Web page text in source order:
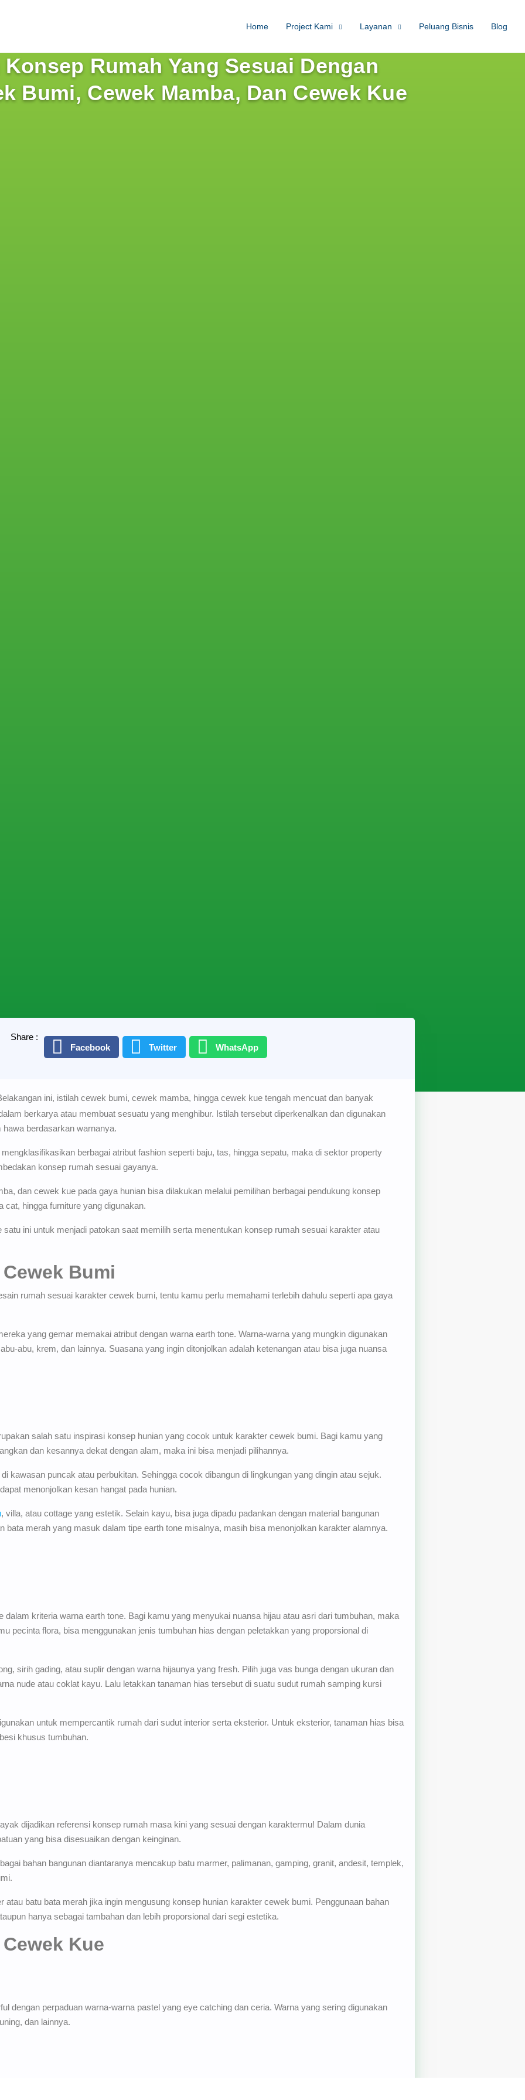
Home Project Kami Layanan Peluang Bisnis Blog
Rumah Yang Sesuai Dengan
Bumi, Cewek Mamba, Dan Cewek Kue
Share :
Facebook
Twitter WhatsApp
ini, istilah cewek bumi, cewek mamba, hingga cewek kue tengah mencuat dan banyak
berkarya atau membuat sesuatu yang menghibur. Istilah tersebut diperkenalkan dan digunakan
berdasarkan warnanya.
berbagai atribut fashion seperti baju, tas, hingga sepatu, maka di sektor property
konsep rumah sesuai gayanya.
dan cewek kue pada gaya hunian bisa dilakukan melalui pemilihan berbagai pendukung konsep
hingga furniture yang digunakan.
ini untuk menjadi patokan saat memilih serta menentukan konsep rumah sesuai karakter atau
Bumi
rumah sesuai karakter cewek bumi, tentu kamu perlu memahami terlebih dahulu seperti apa gaya
yang gemar memakai atribut dengan warna earth tone. Warna-warna yang mungkin digunakan
abu, krem, dan lainnya. Suasana yang ingin ditonjolkan adalah ketenangan atau bisa juga nuansa
salah satu inspirasi konsep hunian yang cocok untuk karakter cewek bumi. Bagi kamu yang
dan kesannya dekat dengan alam, maka ini bisa menjadi pilihannya.
kawasan puncak atau perbukitan. Sehingga cocok dibangun di lingkungan yang dingin atau sejuk.
menonjolkan kesan hangat pada hunian.
, villa, atau cottage yang estetik. Selain kayu, bisa juga dipadu padankan dengan material bangunan
bata merah yang masuk dalam tipe earth tone misalnya, masih bisa menonjolkan karakter alamnya.
dalam kriteria warna earth tone. Bagi kamu yang menyukai nuansa hijau atau asri dari tumbuhan, maka
pecinta flora, bisa menggunakan jenis tumbuhan hias dengan peletakkan yang proporsional di
sirih gading, atau suplir dengan warna hijaunya yang fresh. Pilih juga vas bunga dengan ukuran dan
nude atau coklat kayu. Lalu letakkan tanaman hias tersebut di suatu sudut rumah samping kursi
untuk mempercantik rumah dari sudut interior serta eksterior. Untuk eksterior, tanaman hias bisa
khusus tumbuhan.
dijadikan referensi konsep rumah masa kini yang sesuai dengan karaktermu! Dalam dunia
yang bisa disesuaikan dengan keinginan.
bahan bangunan diantaranya mencakup batu marmer, palimanan, gamping, granit, andesit, templek,
atau batu bata merah jika ingin mengusung konsep hunian karakter cewek bumi. Penggunaan bahan
hanya sebagai tambahan dan lebih proporsional dari segi estetika.
Kue
dengan perpaduan warna-warna pastel yang eye catching dan ceria. Warna yang sering digunakan
dan lainnya.